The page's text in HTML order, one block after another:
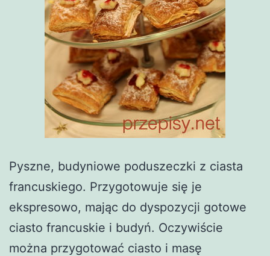
Pyszne, budyniowe poduszeczki z ciasta
francuskiego. Przygotowuje się je
ekspresowo, mając do dyspozycji gotowe
ciasto francuskie i budyń. Oczywiście
można przygotować ciasto i masę